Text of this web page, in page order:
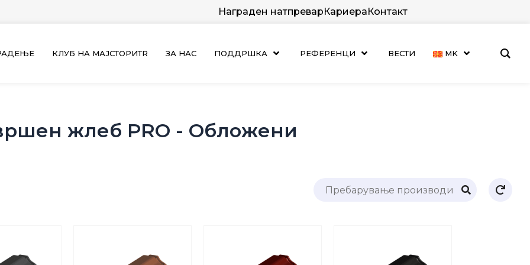
Награден натпреварКариераКонтакт
КЛУБ НА МАЈСТОРИТR ЗА НАС ПОДДРШКА РЕФЕРЕНЦИ ВЕСТИ MK
жлеб PRO - Oбложени